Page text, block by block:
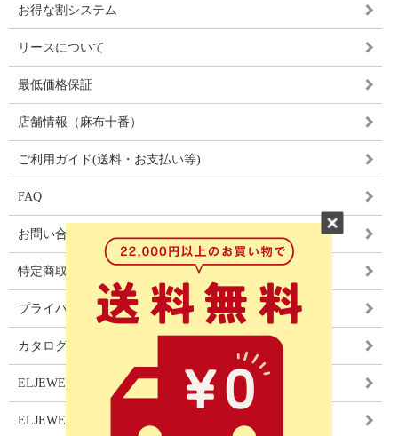
お得な割システム
リースについて
最低価格保証
店舗情報（麻布十番）
ご利用ガイド(送料・お支払い等)
FAQ
お問い合わせ
特定商取引法に基づく表記
プライバシーポリシー
カタログ
ELJEWEL LIGHITNG
ELJEWEL カーテン